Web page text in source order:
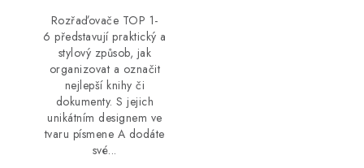
Rozřaďovače TOP 1-
6 představují praktický a
stylový způsob, jak
organizovat a označit
nejlepší knihy či
dokumenty. S jejich
unikátním designem ve
tvaru písmene A dodáte
své...